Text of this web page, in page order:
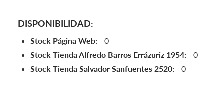
DISPONIBILIDAD:
Stock Página Web:
0
Stock Tienda Alfredo Barros Errázuriz 1954:
0
Stock Tienda Salvador Sanfuentes 2520:
0